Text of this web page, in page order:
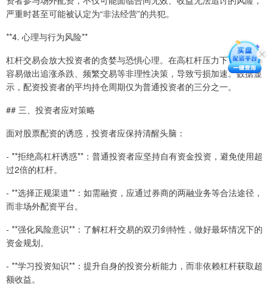
严重时甚至可能被认定为“非法经营”的共犯。
**4. 心理与行为风险**
杠杆交易会放大投资者的贪婪与恐惧心理。在高杠杆压力下，投资者
容易做出追涨杀跌、频繁交易等非理性决策，导致亏损加速。数据显
示，配资投资者的平均持仓周期仅为普通投资者的三分之一。
## 三、投资者应对策略
面对股票配资的诱惑，投资者应保持清醒头脑：
- **拒绝高杠杆诱惑**：普通投资者应坚持自有资金投资，避免使用超
过2倍的杠杆。
- **选择正规渠道**：如需融资，应通过券商的两融业务等合法途径，
而非场外配资平台。
- **强化风险意识**：了解杠杆交易的双刃剑特性，做好最坏情况下的
资金规划。
- **学习投资知识**：提升自身的投资分析能力，而非依赖杠杆获取超
额收益。